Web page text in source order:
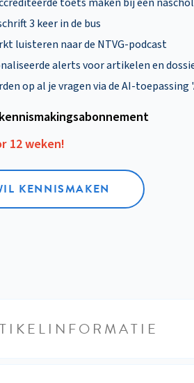
3 keer in de bus
luisteren naar de NTVG-podcast
alerts voor artikelen en
op al je vragen via de AI-toepassing
12 weken!
KENNISMAKEN